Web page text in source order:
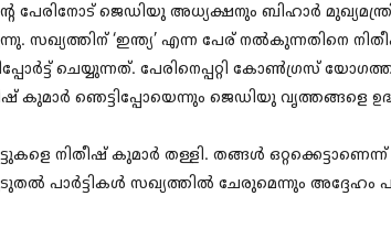
പേരിനോട് ജെഡിയു അധ്യക്ഷനും ബിഹാർ
സഖ്യത്തിന് ‘ഇന്ത്യ’ എന്ന പേര് നൽകുന്നതിനെ
ചെയ്യുന്നത്. പേരിനെപ്പറ്റി കോൺഗ്രസ്
കുമാർ ഞെട്ടിപ്പോയെന്നും ജെഡിയു വൃത്തങ്ങളെ
നിതീഷ് കുമാർ തള്ളി. തങ്ങൾ
പാർട്ടികൾ സഖ്യത്തിൽ ചേരുമെന്നും അദ്ദേഹം